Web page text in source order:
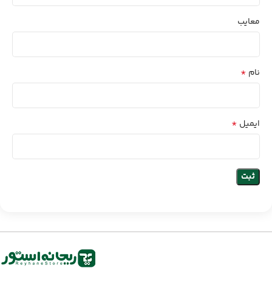
معایب
نام *
ایمیل *